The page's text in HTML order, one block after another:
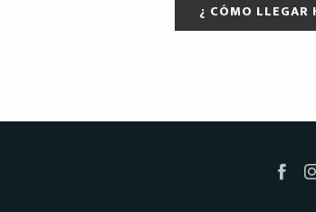
¿ CÓMO LLEGAR